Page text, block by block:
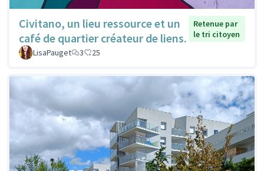
Civitano, un lieu ressource et un
café de quartier créateur de liens.
Retenue par
le tri citoyen
LisaPauget
3 25